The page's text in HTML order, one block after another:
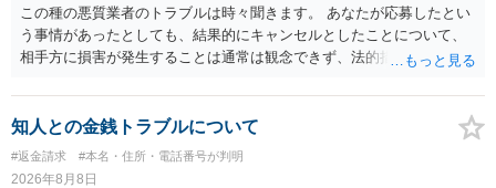
この種の悪質業者のトラブルは時々聞きます。 あなたが応募したとい
う事情があったとしても、結果的にキャンセルとしたことについて、
相手方に損害が発生することは通常は観念できず、法的措置を採って
ず、最寄りの消費生活センターへ相談し、連絡を無視してよいかどう
かのアドバイスを受けられることをお勧めします。しつこいようであ
れば、弁護士へ依頼して警告してもらうことも必要になるかもしれま
せん。
知人との金銭トラブルについて
#返金請求 #本名・住所・電話番号が判明
2026年8月8日